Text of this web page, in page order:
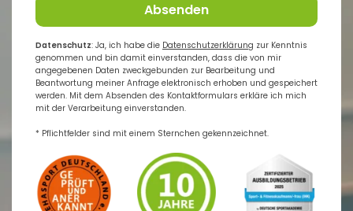
Absenden
Datenschutz: Ja, ich habe die Datenschutzerklärung zur Kenntnis
genommen und bin damit einverstanden, dass die von mir
angegebenen Daten zweckgebunden zur Bearbeitung und
Beantwortung meiner Anfrage elektronisch erhoben und gespeichert
werden. Mit dem Absenden des Kontaktformulars erkläre ich mich
mit der Verarbeitung einverstanden.
* Pflichtfelder sind mit einem Sternchen gekennzeichnet.